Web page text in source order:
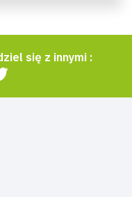
się z innymi :